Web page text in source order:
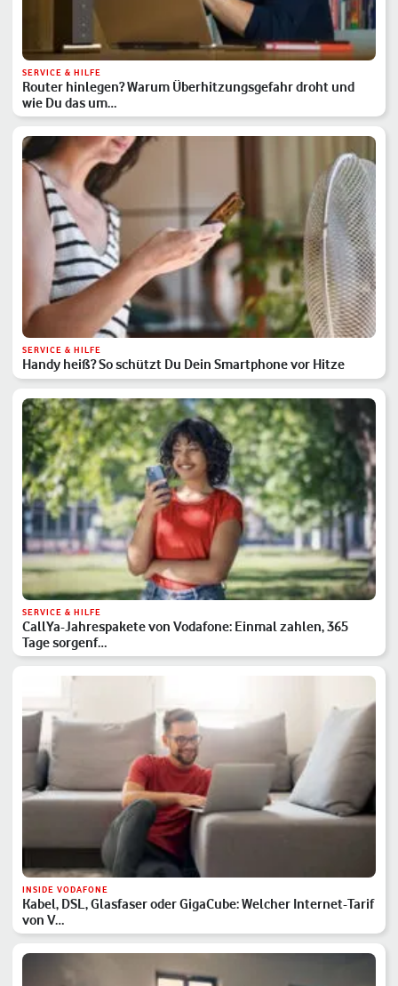
SERVICE & HILFE
Router hinlegen? Warum Überhitzungsgefahr droht und
wie Du das um…
SERVICE & HILFE
Handy heiß? So schützt Du Dein Smartphone vor Hitze
SERVICE & HILFE
CallYa-Jahrespakete von Vodafone: Einmal zahlen, 365
Tage sorgenf…
INSIDE VODAFONE
Kabel, DSL, Glasfaser oder GigaCube: Welcher Internet-Tarif
von V…